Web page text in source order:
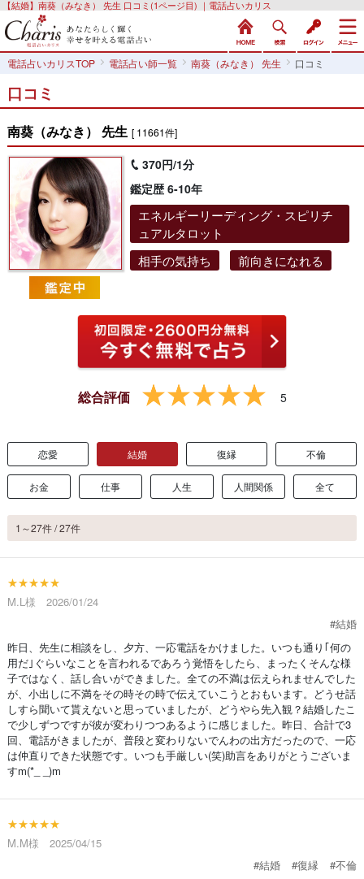
【結婚】南葵（みなき） 先生 口コミ(1ページ目) ｜電話占いカリス
電話占いカリスTOP 電話占い師一覧 南葵（みなき） 先生 口コミ
口コミ
南葵（みなき） 先生 [ 11661件]
370円/1分
鑑定歴 6-10年
エネルギーリーディング・スピリチ
ュアルタロット
相手の気持ち
前向きになれる
総合評価 5
恋愛 結婚 復縁 不倫
お金 仕事 人生 人間関係 全て
1～27件 / 27件
★★★★★
M.L様 2026/01/24
#結婚
昨日、先生に相談をし、夕方、一応電話をかけました。いつも通り｢何の
用だ｣ぐらいなことを言われるであろう覚悟をしたら、まったくそんな様
子ではなく、話し合いができました。全ての不満は伝えられませんでした
が、小出しに不満をその時その時で伝えていこうとおもいます。どうせ話
しすら聞いて貰えないと思っていましたが、どうやら先入観？結婚したこ
で少しずつですが彼が変わりつつあるように感じました。昨日、合計で3
回、電話がきましたが、普段と変わりないでんわの出方だったので、一応
は仲直りできた状態です。いつも手厳しい(笑)助言をありがとうございま
すm(*_ _)m
★★★★★
M.M様 2025/04/15
#結婚
#復縁
#不倫